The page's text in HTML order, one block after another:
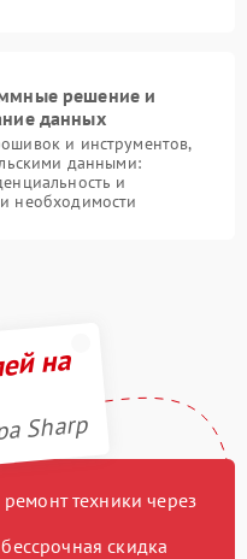
решение и
данных
и инструментов,
данными:
и
необходимости
на
Sharp
техники через
скидка